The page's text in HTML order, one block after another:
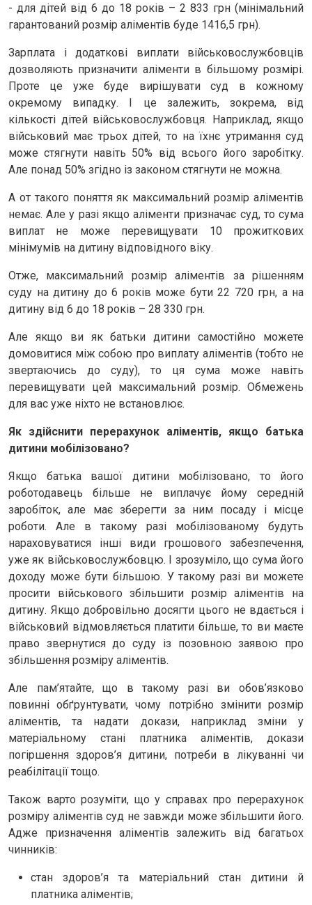
- для дітей від 6 до 18 років – 2 833 грн (мінімальний
гарантований розмір аліментів буде 1416,5 грн).
Зарплата і додаткові виплати військовослужбовців
дозволяють призначити аліменти в більшому розмірі.
Проте це уже буде вирішувати суд в кожному
окремому випадку. І це залежить, зокрема, від
кількості дітей військовослужбовця. Наприклад, якщо
військовий має трьох дітей, то на їхнє утримання суд
може стягнути навіть 50% від всього його заробітку.
Але понад 50% згідно із законом стягнути не можна.
А от такого поняття як максимальний розмір аліментів
немає. Але у разі якщо аліменти призначає суд, то сума
виплат не може перевищувати 10 прожиткових
мінімумів на дитину відповідного віку.
Отже, максимальний розмір аліментів за рішенням
суду на дитину до 6 років може бути 22 720 грн, а на
дитину від 6 до 18 років – 28 330 грн.
Але якщо ви як батьки дитини самостійно можете
домовитися між собою про виплату аліментів (тобто не
звертаючись до суду), то ця сума може навіть
перевищувати цей максимальний розмір. Обмежень
для вас уже ніхто не встановлює.
Як здійснити перерахунок аліментів, якщо батька
дитини мобілізовано?
Якщо батька вашої дитини мобілізовано, то його
роботодавець більше не виплачує йому середній
заробіток, але має зберегти за ним посаду і місце
роботи. Але в такому разі мобілізованому будуть
нараховуватися інші види грошового забезпечення,
уже як військовослужбовцю. І зрозуміло, що сума його
доходу може бути більшою. У такому разі ви можете
просити військового збільшити розмір аліментів на
дитину. Якщо добровільно досягти цього не вдається і
військовий відмовляється платити більше, то ви маєте
право звернутися до суду із позовною заявою про
збільшення розміру аліментів.
Але пам’ятайте, що в такому разі ви обов’язково
повинні обґрунтувати, чому потрібно змінити розмір
аліментів, та надати докази, наприклад зміни у
матеріальному стані платника аліментів, докази
погіршення здоров’я дитини, потреби в лікуванні чи
реабілітації тощо.
Також варто розуміти, що у справах про перерахунок
розміру аліментів суд не завжди може збільшити його.
Адже призначення аліментів залежить від багатьох
чинників:
стан здоров’я та матеріальний стан дитини й
платника аліментів;